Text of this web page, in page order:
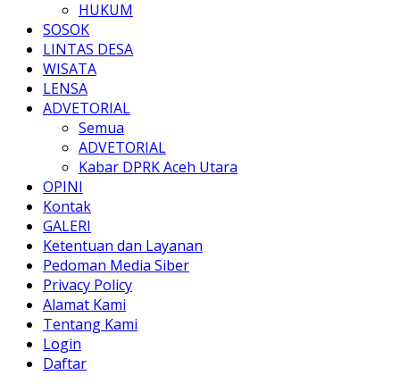
HUKUM
SOSOK
LINTAS DESA
WISATA
LENSA
ADVETORIAL
Semua
ADVETORIAL
Kabar DPRK Aceh Utara
OPINI
Kontak
GALERI
Ketentuan dan Layanan
Pedoman Media Siber
Privacy Policy
Alamat Kami
Tentang Kami
Login
Daftar